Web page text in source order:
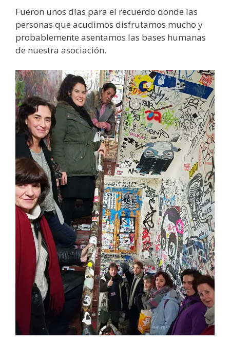
Fueron unos días para el recuerdo donde las
personas que acudimos disfrutamos mucho y
probablemente asentamos las bases humanas
de nuestra asociación.